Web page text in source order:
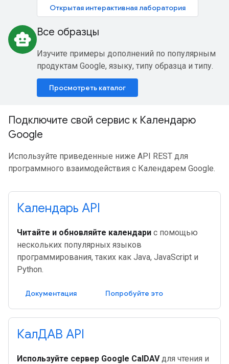
Открытая интерактивная лаборатория
smart_toy Все образцы
Изучите примеры дополнений по популярным
продуктам Google, языку, типу образца и типу.
Просмотреть каталог
Подключите свой сервис к Календарю
Google
Используйте приведенные ниже API REST для
программного взаимодействия с Календарем Google.
Календарь API
Читайте и обновляйте календари с помощью
нескольких популярных языков
программирования, таких как Java, JavaScript и
Python.
Документация Попробуйте это
КалДАВ API
Используйте сервер Google CalDAVдля чтения и